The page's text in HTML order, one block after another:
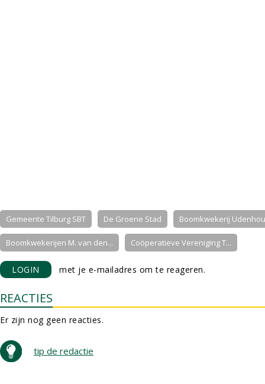
Gemeente Tilburg SBT De Groene Stad Boomkwekerij
Boomkwekerijen M. van den... Coöperatieve Vereniging T...
LOGIN met je e-mailadres om te reageren.
REACTIES
Er zijn nog geen reacties.
tip de redactie